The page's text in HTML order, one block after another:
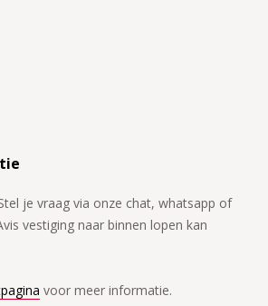
je vraag via onze chat, whatsapp of
vestiging naar binnen lopen kan
voor meer informatie.